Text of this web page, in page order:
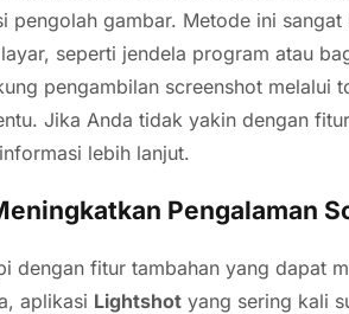
pengolah gambar. Metode ini
seperti jendela program atau
pengambilan screenshot melalui
Jika Anda tidak yakin dengan
lebih lanjut.
Pengalaman
dengan fitur tambahan yang dapat
aplikasi Lightshot yang sering kali